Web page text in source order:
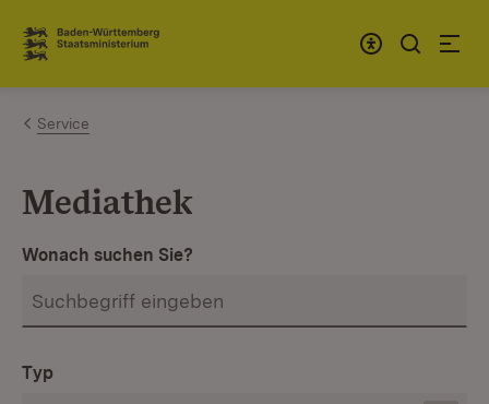
Zum Inhalt springen
Link zur Startseite
Service
Mediathek
Wonach suchen Sie?
Typ